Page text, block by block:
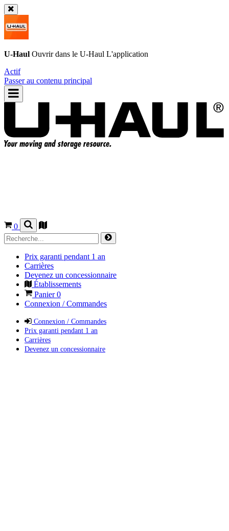
U-Haul Ouvrir dans le U-Haul L'application
Actif
Passer au contenu principal
0
Prix garanti pendant 1 an
Carrières
Devenez un concessionnaire
Établissements
Panier0
Connexion / Commandes
Connexion / Commandes
Prix garanti pendant 1 an
Carrières
Devenez un concessionnaire